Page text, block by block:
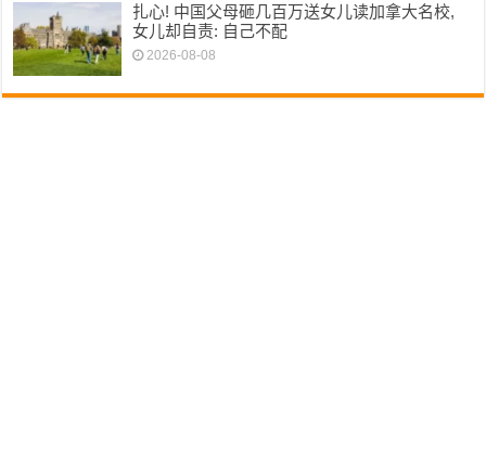
扎心! 中国父母砸几百万送女儿读加拿大名校,
女儿却自责: 自己不配
2026-08-08